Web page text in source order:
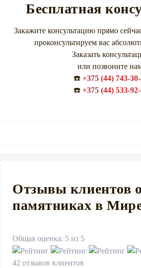
Бесплатная
Закажите консультацию прямо
проконсультируем вас
Заказать
или позвоните
☎️ +375 (44) 743-
☎️ +375 (44) 533-
Отзывы клиентов о
памятниках в
Общая оценка: 5 из 5
42 отзывов клиентов